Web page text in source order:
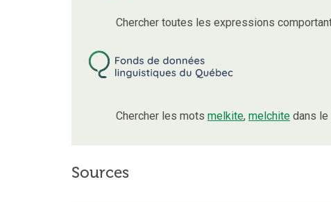
Chercher toutes les expressions
Chercher les mots melkite, melchite dans le
Sources